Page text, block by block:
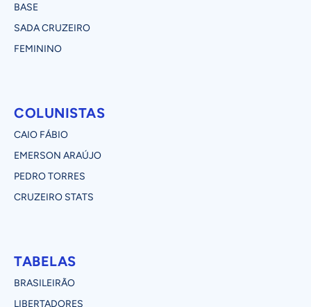
BASE
SADA CRUZEIRO
FEMININO
COLUNISTAS
CAIO FÁBIO
EMERSON ARAÚJO
PEDRO TORRES
CRUZEIRO STATS
TABELAS
BRASILEIRÃO
LIBERTADORES